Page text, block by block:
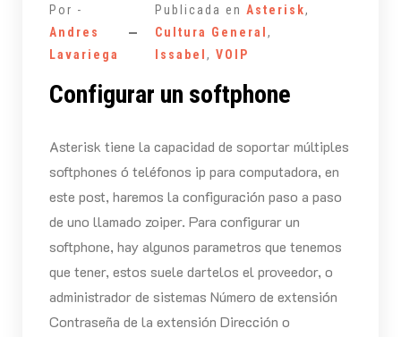
Por -
Andres
Lavariega
Publicada en Asterisk,
Cultura General ,
Issabel , VOIP
Configurar un softphone
Asterisk tiene la capacidad de soportar múltiples
softphones ó teléfonos ip para computadora, en
este post, haremos la configuración paso a paso
de uno llamado zoiper. Para configurar un
softphone, hay algunos parametros que tenemos
que tener, estos suele dartelos el proveedor, o
administrador de sistemas Número de extensión
Contraseña de la extensión Dirección o